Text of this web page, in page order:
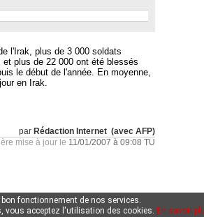
l'Irak, plus de 3 000 soldats
plus de 22 000 ont été blessés
le début de l'année. En moyenne,
en Irak.
par Rédaction Internet (avec AFP)
mise à jour le 11/01/2007 à 09:08 TU
fonctionnement de nos services.
vous acceptez l'utilisation des cookies. En savoir